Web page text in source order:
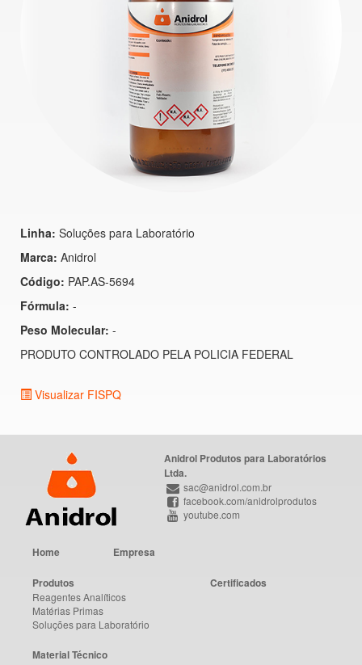
Linha: Soluções para Laboratório
Marca: Anidrol
Código: PAP.AS-5694
Fórmula: -
Peso Molecular: -
PRODUTO CONTROLADO PELA POLICIA FEDERAL
Visualizar FISPQ
Anidrol Produtos para Laboratórios
Ltda.
sac@anidrol.com.br
facebook.com/anidrolprodutos
youtube.com
Home Empresa
Produtos
Reagentes Analíticos
Matérias Primas
Soluções para Laboratório
Certificados
Material Técnico